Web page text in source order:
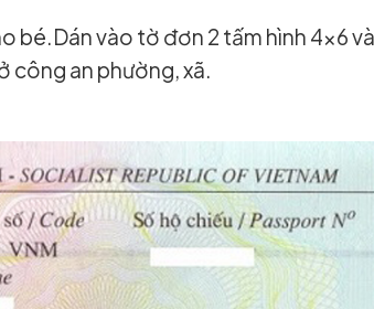
bé.Dán vào tờ đơn 2 tấm hình 4×6 và
công an phường, xã.